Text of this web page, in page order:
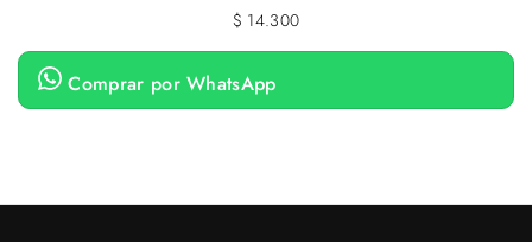
$ 14.300
Comprar por WhatsApp